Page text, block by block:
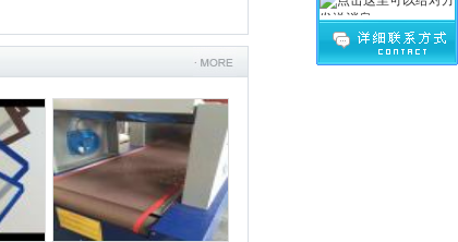
更多